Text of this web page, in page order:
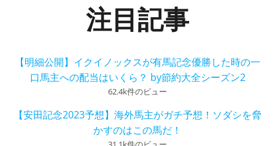
注目記事
【明細公開】イクイノックスが有馬記念優勝した時の一
口馬主への配当はいくら？ by節約大全シーズン2
62.4k件のビュー
【安田記念2023予想】海外馬主がガチ予想！ソダシを脅
かすのはこの馬だ！